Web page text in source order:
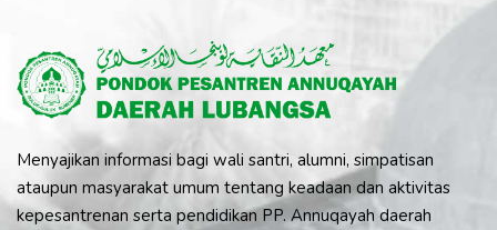
Menyajikan informasi bagi wali santri, alumni, simpatisan
ataupun masyarakat umum tentang keadaan dan aktivitas
kepesantrenan serta pendidikan PP. Annuqayah daerah